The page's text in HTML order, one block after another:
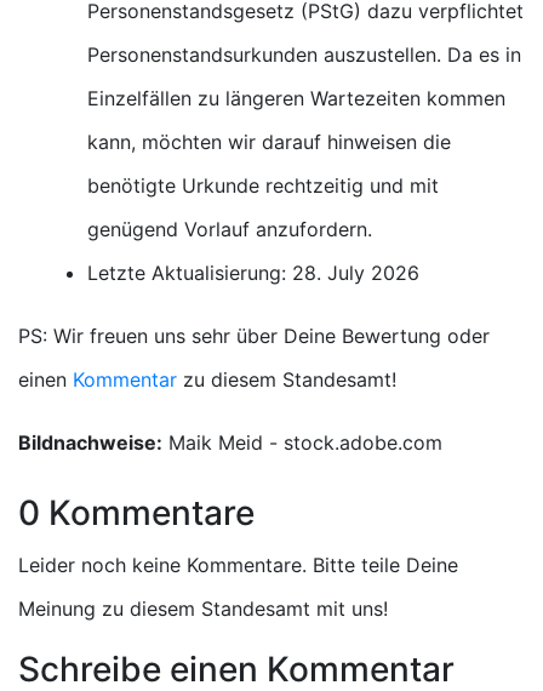
Personenstandsgesetz (PStG) dazu verpflichtet
Personenstandsurkunden auszustellen. Da es in
Einzelfällen zu längeren Wartezeiten kommen
kann, möchten wir darauf hinweisen die
benötigte Urkunde rechtzeitig und mit
genügend Vorlauf anzufordern.
Letzte Aktualisierung: 28. July 2026
PS: Wir freuen uns sehr über Deine Bewertung oder
einen Kommentar zu diesem Standesamt!
Bildnachweise: Maik Meid - stock.adobe.com
0 Kommentare
Leider noch keine Kommentare. Bitte teile Deine
Meinung zu diesem Standesamt mit uns!
Schreibe einen Kommentar